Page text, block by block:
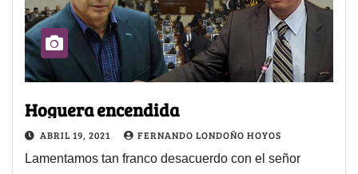
Hoguera encendida
ABRIL 19, 2021 FERNANDO LONDOÑO HOYOS
Lamentamos tan franco desacuerdo con el señor